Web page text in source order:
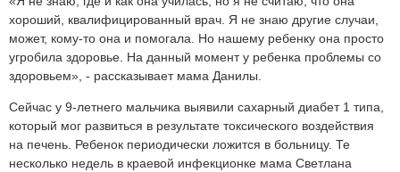
хороший, квалифицированный врач. Я не знаю другие случаи,
может, кому-то она и помогала. Но нашему ребенку она просто
угробила здоровье. На данный момент у ребенка проблемы со
здоровьем», - рассказывает мама Данилы.
Сейчас у 9-летнего мальчика выявили сахарный диабет 1 типа,
который мог развиться в результате токсического воздействия
на печень. Ребенок периодически ложится в больницу. Те
несколько недель в краевой инфекционке мама Светлана